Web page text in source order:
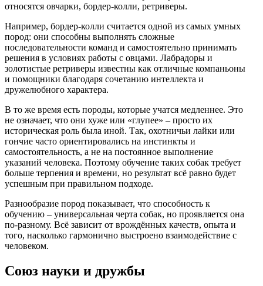
относятся овчарки, бордер-колли, ретриверы.
Например, бордер-колли считается одной из самых умных
пород: они способны выполнять сложные
последовательности команд и самостоятельно принимать
решения в условиях работы с овцами. Лабрадоры и
золотистые ретриверы известны как отличные компаньоны
и помощники благодаря сочетанию интеллекта и
дружелюбного характера.
В то же время есть породы, которые учатся медленнее. Это
не означает, что они хуже или «глупее» – просто их
историческая роль была иной. Так, охотничьи лайки или
гончие часто ориентировались на инстинкты и
самостоятельность, а не на постоянное выполнение
указаний человека. Поэтому обучение таких собак требует
больше терпения и времени, но результат всё равно будет
успешным при правильном подходе.
Разнообразие пород показывает, что способность к
обучению – универсальная черта собак, но проявляется она
по-разному. Всё зависит от врождённых качеств, опыта и
того, насколько гармонично выстроено взаимодействие с
человеком.
Союз науки и дружбы